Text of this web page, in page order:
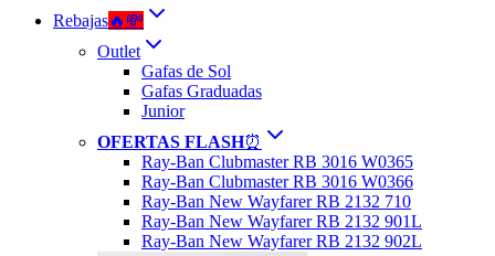
Rebajas🔥💸
Outlet
Gafas de Sol
Gafas Graduadas
Junior
OFERTAS FLASH⏰
Ray-Ban Clubmaster RB 3016 W0365
Ray-Ban Clubmaster RB 3016 W0366
Ray-Ban New Wayfarer RB 2132 710
Ray-Ban New Wayfarer RB 2132 901L
Ray-Ban New Wayfarer RB 2132 902L